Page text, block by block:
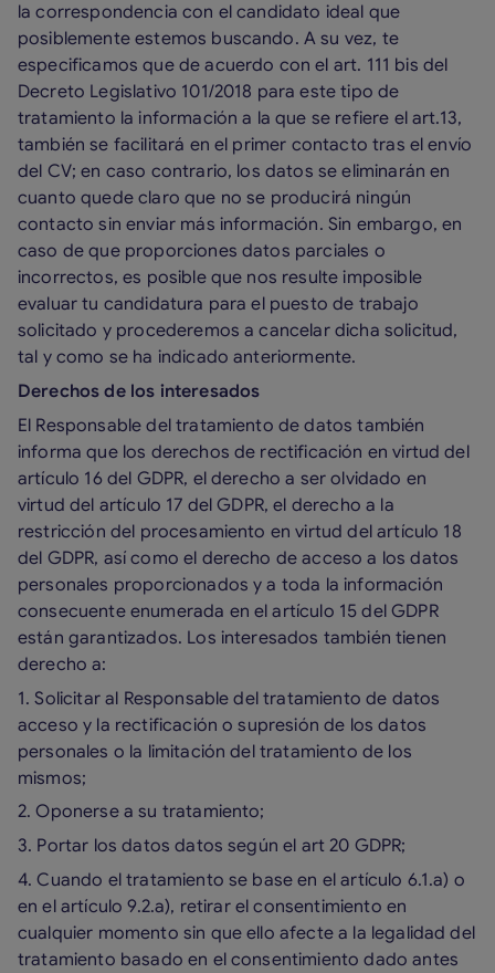
la correspondencia con el candidato ideal que
posiblemente estemos buscando. A su vez, te
especificamos que de acuerdo con el art. 111 bis del
Decreto Legislativo 101/2018 para este tipo de
tratamiento la información a la que se refiere el art.13,
también se facilitará en el primer contacto tras el envío
del CV; en caso contrario, los datos se eliminarán en
cuanto quede claro que no se producirá ningún
contacto sin enviar más información. Sin embargo, en
caso de que proporciones datos parciales o
incorrectos, es posible que nos resulte imposible
evaluar tu candidatura para el puesto de trabajo
solicitado y procederemos a cancelar dicha solicitud,
tal y como se ha indicado anteriormente.
Derechos de los interesados
El Responsable del tratamiento de datos también
informa que los derechos de rectificación en virtud del
artículo 16 del GDPR, el derecho a ser olvidado en
virtud del artículo 17 del GDPR, el derecho a la
restricción del procesamiento en virtud del artículo 18
del GDPR, así como el derecho de acceso a los datos
personales proporcionados y a toda la información
consecuente enumerada en el artículo 15 del GDPR
están garantizados. Los interesados también tienen
derecho a:
1. Solicitar al Responsable del tratamiento de datos
acceso y la rectificación o supresión de los datos
personales o la limitación del tratamiento de los
mismos;
2. Oponerse a su tratamiento;
3. Portar los datos datos según el art 20 GDPR;
4. Cuando el tratamiento se base en el artículo 6.1.a) o
en el artículo 9.2.a), retirar el consentimiento en
cualquier momento sin que ello afecte a la legalidad del
tratamiento basado en el consentimiento dado antes